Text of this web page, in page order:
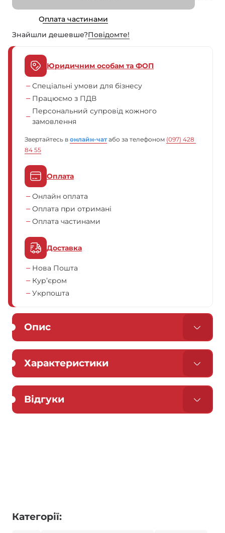
Оплата частинами
Знайшли дешевше?Повiдомте!
Юридичним особам та ФОП
Спеціальні умови для бізнесу
Працюємо з ПДВ
Персональний супровід кожного
замовлення
Звертайтесь в онлайн-чат або за телефоном (097) 428
84 55
Оплата
Онлайн оплата
Оплата при отримані
Оплата частинами
Доставка
Нова Пошта
Кур’єром
Укрпошта
Опис
Характеристики
Відгуки
Категорії: